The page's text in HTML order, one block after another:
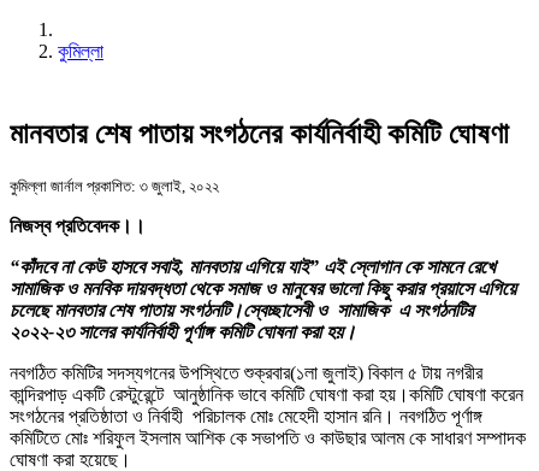
কুমিল্লা
মানবতার শেষ পাতায় সংগঠনের কার্যনির্বাহী কমিটি ঘোষণা
কুমিল্লা জার্নাল প্রকাশিত: ৩ জুলাই, ২০২২
নিজস্ব প্রতিবেদক।।
“কাঁদবে না কেউ হাসবে সবাই, মানবতায় এগিয়ে যাই” এই স্লোগান কে সামনে রেখে
সামাজিক ও মনবিক দায়বদ্ধতা থেকে সমাজ ও মানুষের ভালো কিছু করার প্রয়াসে এগিয়ে
চলেছে মানবতার শেষ পাতায় সংগঠনটি।স্বেচ্ছাসেবী ও সামাজিক এ সংগঠনটির
২০২২-২৩ সালের কার্যনির্বাহী পূর্ণাঙ্গ কমিটি ঘোষনা করা হয়।
নবগঠিত কমিটির সদস্যগনের উপস্থিতে শুক্রবার(১লা জুলাই) বিকাল ৫ টায় নগরীর
কান্দিরপাড় একটি রেস্টুরেন্টে আনুষ্ঠানিক ভাবে কমিটি ঘোষণা করা হয়।কমিটি ঘোষণা করেন
সংগঠনের প্রতিষ্ঠাতা ও নির্বাহী পরিচালক মোঃ মেহেদী হাসান রনি। নবগঠিত পূর্ণাঙ্গ
কমিটিতে মোঃ শরিফুল ইসলাম আশিক কে সভাপতি ও কাউছার আলম কে সাধারণ সম্পাদক
ঘোষণা করা হয়েছে।